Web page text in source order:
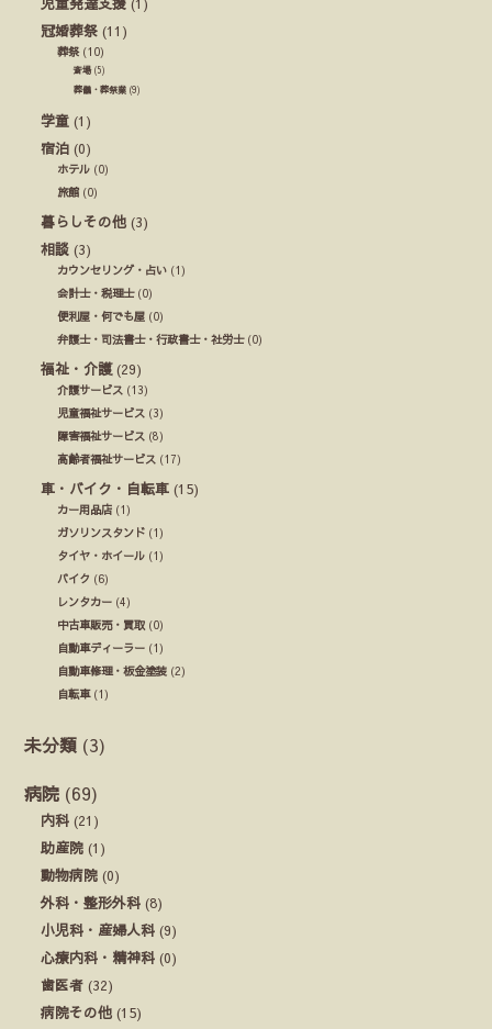
冠婚葬祭 (11)
葬祭(10)
斎場(5)
葬儀・葬祭業 (9)
学童 (1)
宿泊 (0)
ホテル (0)
旅館 (0)
暮らしその他 (3)
相談 (3)
カウンセリング・占い (1)
会計士・税理士(0)
便利屋・何でも屋 (0)
弁護士・司法書士・行政書士・社労士(0)
福祉・介護(29)
介護サービス (13)
児童福祉サービス (3)
障害福祉サービス (8)
高齢者福祉サービス (17)
車・バイク・自転車 (15)
カー用品店 (1)
ガソリンスタンド (1)
タイヤ・ホイール (1)
バイク (6)
レンタカー (4)
中古車販売・買取 (0)
自動車ディーラー (1)
自動車修理・板金塗装 (2)
自転車(1)
未分類 (3)
病院 (69)
内科 (21)
助産院 (1)
動物病院 (0)
外科・整形外科 (8)
小児科・産婦人科 (9)
心療内科・精神科 (0)
歯医者 (32)
病院その他 (15)